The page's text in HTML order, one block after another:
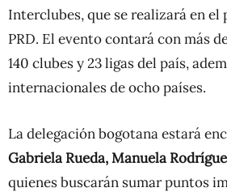
Interclubes, que se realizará en
PRD. El evento contará con más
140 clubes y 23 ligas del país,
internacionales de ocho países.
La delegación bogotana estará
Gabriela Rueda, Manuela
quienes buscarán sumar puntos